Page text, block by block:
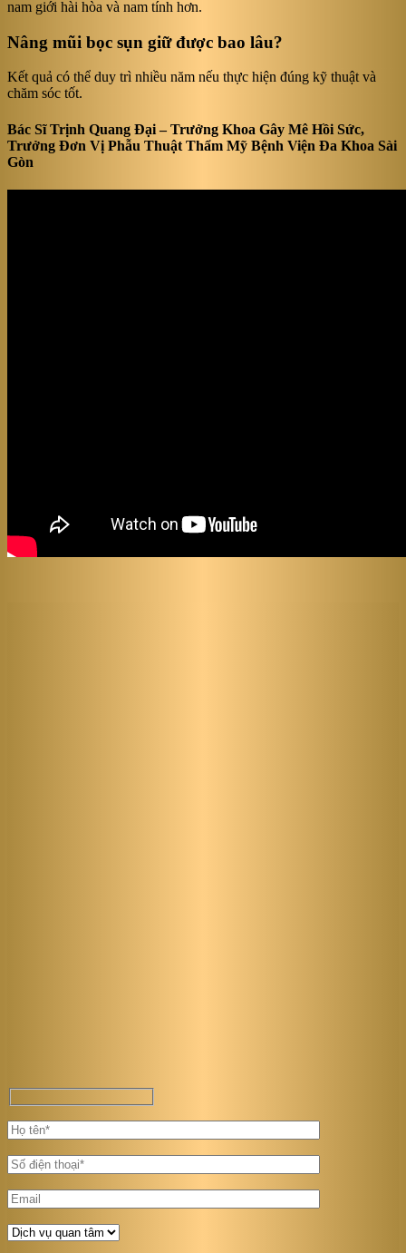
nam giới hài hòa và nam tính hơn.
Nâng mũi bọc sụn giữ được bao lâu?
Kết quả có thể duy trì nhiều năm nếu thực hiện đúng kỹ thuật và
chăm sóc tốt.
Bác Sĩ Trịnh Quang Đại – Trưởng Khoa Gây Mê Hồi Sức,
Trưởng Đơn Vị Phẫu Thuật Thẩm Mỹ Bệnh Viện Đa Khoa Sài
Gòn